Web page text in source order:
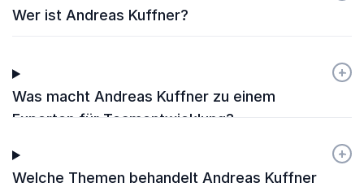
Wer ist Andreas Kuffner?
Was macht Andreas Kuffner zu einem
Experten für Teamentwicklung?
+
-
Welche Themen behandelt Andreas Kuffner
+
-